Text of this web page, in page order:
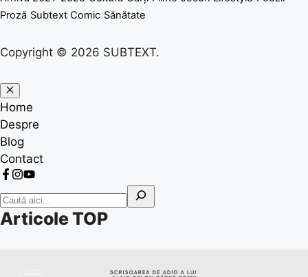
Proză Subtext Comic Sănătate
Copyright © 2026 SUBTEXT.
Home
Despre
Blog
Contact
Articole TOP